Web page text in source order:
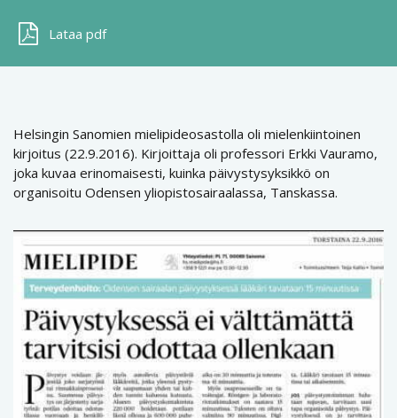
Lataa pdf
Helsingin Sanomien mielipideosastolla oli mielenkiintoinen
kirjoitus (22.9.2016). Kirjoittaja oli professori Erkki Vauramo,
joka kuvaa erinomaisesti, kuinka päivystysyksikkö on
organisoitu Odensen yliopistosairaalassa, Tanskassa.